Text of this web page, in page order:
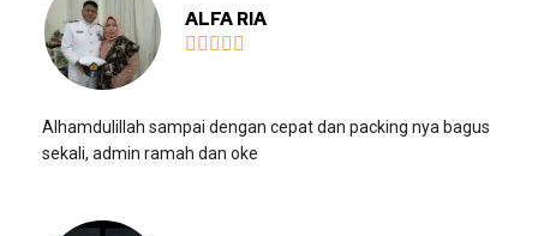
ALFA RIA
    
Alhamdulillah sampai dengan cepat dan packing nya bagus
sekali, admin ramah dan oke